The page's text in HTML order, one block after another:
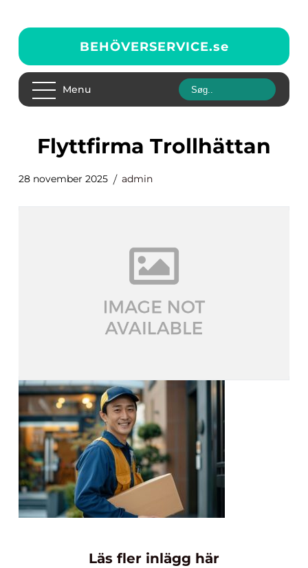
BEHÖVERSERVICE.se
Menu
flyttfirma Trollhättan
28 november 2025 admin
Läs fler inlägg här